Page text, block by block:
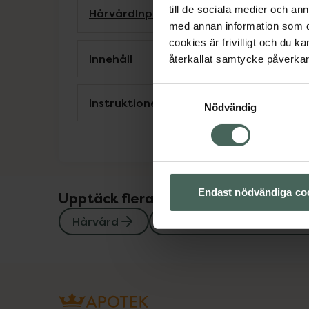
till de sociala medier och
med annan information som
cookies är frivilligt och du
återkallat samtycke
Nödvändig
Endast nödvändiga
HårvårdInpackning och hårkurer
Innehåll
Instruktioner
Upptäck flera produkter inom
Hårvård